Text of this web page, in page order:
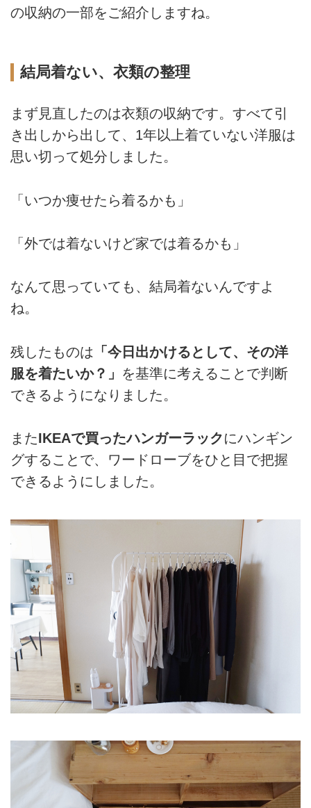
の収納の一部をご紹介しますね。
結局着ない、衣類の整理
まず見直したのは衣類の収納です。すべて引
き出しから出して、1年以上着ていない洋服は
思い切って処分しました。
「いつか痩せたら着るかも」
「外では着ないけど家では着るかも」
なんて思っていても、結局着ないんですよ
ね。
残したものは 「今日出かけるとして、その洋
服を着たいか？」 を基準に考えることで判断
できるようになりました。
またIKEAで買ったハンガーラックにハンギン
グすることで、ワードローブをひと目で把握
できるようにしました。